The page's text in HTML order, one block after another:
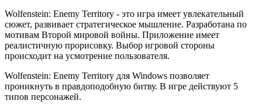
Wolfenstein: Enemy Territory - это игра имеет увлекательный
сюжет, развивает стратегическое мышление. Разработана по
мотивам Второй мировой войны. Приложение имеет
реалистичную прорисовку. Выбор игровой стороны
происходит на усмотрение пользователя.
Wolfenstein: Enemy Territory для Windows позволяет
проникнуть в правдоподобную битву. В игре действуют 5
типов персонажей.